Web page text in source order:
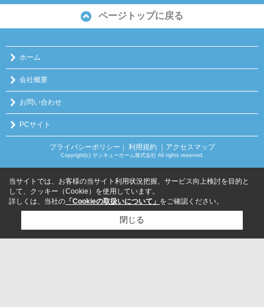
ページトップに戻る
ホーム
会社概要
お問い合わせ
PCサイト
プライバシーポリシー ｜ 利用規約 ｜アクセスマップ
Copyright(c) サンキューホーム株式会社 All rights reserved.
当サイトでは、お客様の当サイト利用状況把握、サービス向上検討を目的と
して、クッキー（Cookie）を使用しています。
詳しくは、当社の 「Cookieの取扱いについて」 をご確認ください。
閉じる